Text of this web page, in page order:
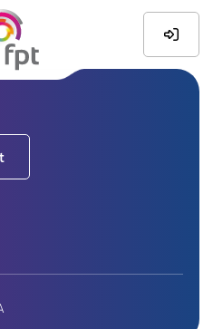
